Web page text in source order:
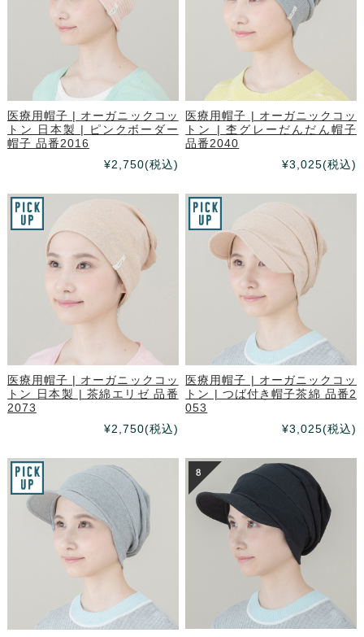
医療用帽子 | オーガニックコッ
トン 日本製 | ピンクボーダー
帽子 品番2016
¥2,750(税込)
医療用帽子 | オーガニックコッ
トン | 杢グレーだんだん帽子
品番2040
¥3,025(税込)
医療用帽子 | オーガニックコッ
トン 日本製 | 茶綿エリゼ 品番
2073
¥2,750(税込)
医療用帽子 | オーガニックコッ
トン | つば付き帽子茶綿 品番2
053
¥3,025(税込)